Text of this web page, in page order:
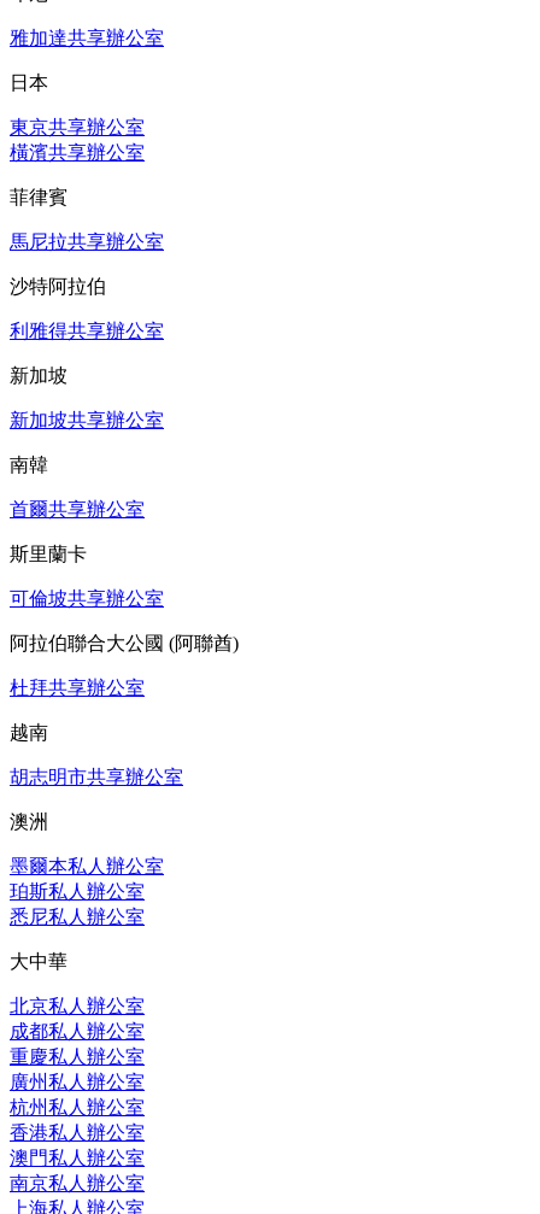
雅加達共享辦公室
日本
東京共享辦公室
橫濱共享辦公室
菲律賓
馬尼拉共享辦公室
沙特阿拉伯
利雅得共享辦公室
新加坡
新加坡共享辦公室
南韓
首爾共享辦公室
斯里蘭卡
可倫坡共享辦公室
阿拉伯聯合大公國 (阿聯酋)
杜拜共享辦公室
越南
胡志明市共享辦公室
澳洲
墨爾本私人辦公室
珀斯私人辦公室
悉尼私人辦公室
大中華
北京私人辦公室
成都私人辦公室
重慶私人辦公室
廣州私人辦公室
杭州私人辦公室
香港私人辦公室
澳門私人辦公室
南京私人辦公室
上海私人辦公室